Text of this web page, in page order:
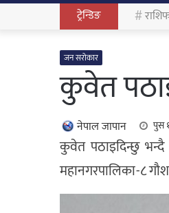
ट्रेन्डिङ
जन सरोकार
कुवेत
नेपाल जापान पुस
कुवेत पठाइदिन्छु
महानगरपालिका-८